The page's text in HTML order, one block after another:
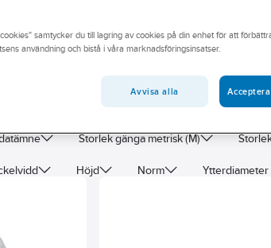
för ditt arbete. Vårt sortiment inkluderar bland
bland rostfria, blankförzinkade,
Hos oss hittar du allt du behöver för
eller besök din närmsta Ahlsell-butik.
Storlek gänga metrisk (M)
Höjd Norm Ytterdiameter
samtycker du till lagring av cookies på din enhet för att
användning och bistå i våra marknadsföringsinsatser.
Avvisa alla